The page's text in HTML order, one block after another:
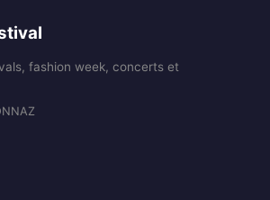
fashion week, concerts et